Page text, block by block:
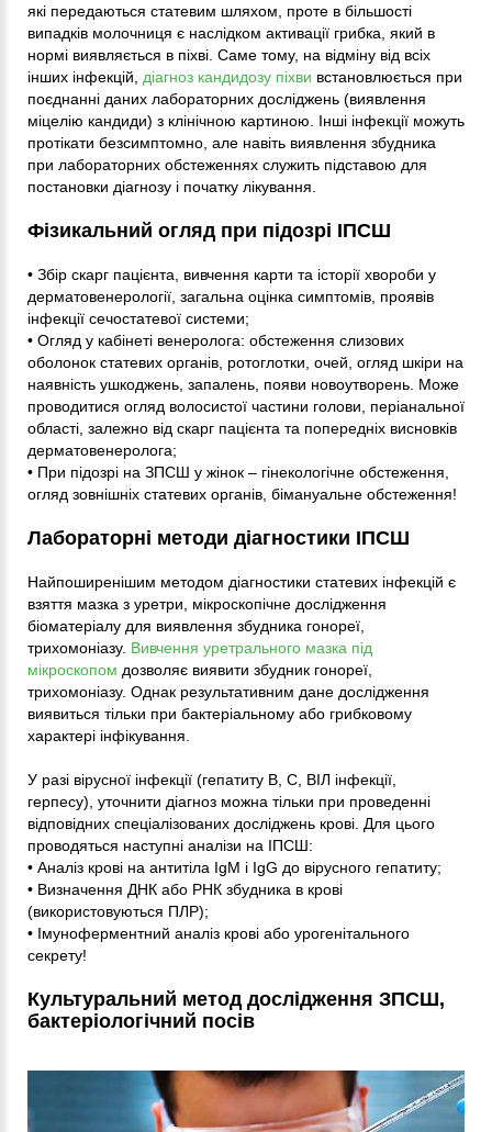
які передаються статевим шляхом, проте в більшості
випадків молочниця є наслідком активації грибка, який в
нормі виявляється в піхві. Саме тому, на відміну від всіх
інших інфекцій, діагноз кандидозу піхви встановлюється при
поєднанні даних лабораторних досліджень (виявлення
міцелію кандиди) з клінічною картиною. Інші інфекції можуть
протікати безсимптомно, але навіть виявлення збудника
при лабораторних обстеженнях служить підставою для
постановки діагнозу і початку лікування.
Фізикальний огляд при підозрі ІПСШ
• Збір скарг пацієнта, вивчення карти та історії хвороби у
дерматовенерології, загальна оцінка симптомів, проявів
інфекції сечостатевої системи;
• Огляд у кабінеті венеролога: обстеження слизових
оболонок статевих органів, ротоглотки, очей, огляд шкіри на
наявність ушкоджень, запалень, появи новоутворень. Може
проводитися огляд волосистої частини голови, періанальної
області, залежно від скарг пацієнта та попередніх висновків
дерматовенеролога;
• При підозрі на ЗПСШ у жінок – гінекологічне обстеження,
огляд зовнішніх статевих органів, бімануальне обстеження!
Лабораторні методи діагностики ІПСШ
Найпоширенішим методом діагностики статевих інфекцій є
взяття мазка з уретри, мікроскопічне дослідження
біоматеріалу для виявлення збудника гонореї,
трихомоніазу. Вивчення уретрального мазка під
мікроскопом дозволяє виявити збудник гонореї,
трихомоніазу. Однак результативним дане дослідження
виявиться тільки при бактеріальному або грибковому
характері інфікування.
У разі вірусної інфекції (гепатиту В, С, ВІЛ інфекції,
герпесу), уточнити діагноз можна тільки при проведенні
відповідних спеціалізованих досліджень крові. Для цього
проводяться наступні аналізи на ІПСШ:
• Аналіз крові на антитіла IgM і IgG до вірусного гепатиту;
• Визначення ДНК або РНК збудника в крові
(використовуються ПЛР);
• Імуноферментний аналіз крові або урогенітального
секрету!
Культуральний метод дослідження ЗПСШ,
бактеріологічний посів